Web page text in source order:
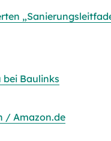
bei Baulinks
/ Amazon.de